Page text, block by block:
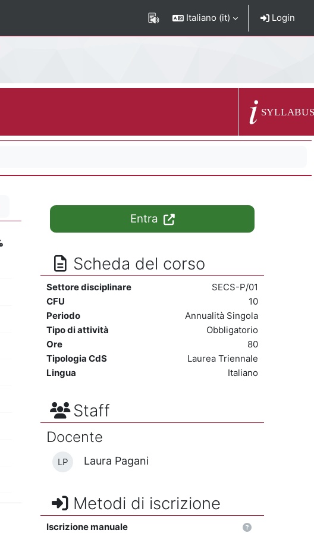
Italiano ‎(it)‎ Login
Descrizione del
SYLLABUS
Entra
Scheda del corso
Settore disciplinare
SECS-P/01
CFU
10
Periodo
Annualità Singola
Tipo di attività
Obbligatorio
Ore
80
Tipologia CdS
Laurea Triennale
Lingua
Italiano
Staff
Docente
LP Laura Pagani
Metodi di iscrizione
Iscrizione manuale